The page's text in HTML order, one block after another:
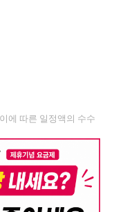
에 따른 일정액의 수수